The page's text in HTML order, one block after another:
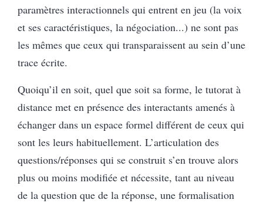
paramètres interactionnels qui entrent en jeu (la voix
et ses caractéristiques, la négociation...) ne sont pas
les mêmes que ceux qui transparaissent au sein d’une
trace écrite.
Quoiqu’il en soit, quel que soit sa forme, le tutorat à
distance met en présence des interactants amenés à
échanger dans un espace formel différent de ceux qui
sont les leurs habituellement. L’articulation des
questions/réponses qui se construit s’en trouve alors
plus ou moins modifiée et nécessite, tant au niveau
de la question que de la réponse, une formalisation